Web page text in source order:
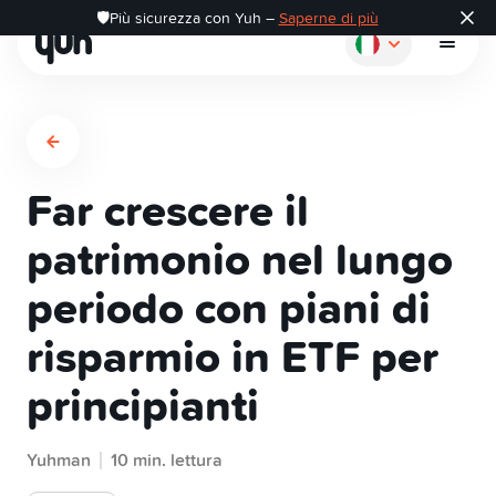
🛡️Più sicurezza con Yuh – Saperne di più
Come funziona
Pagare
Risparmiare
Investire
Far crescere il
patrimonio nel lungo
periodo con piani di
risparmio in ETF per
principianti
Yuhman 10 min. lettura